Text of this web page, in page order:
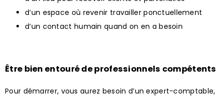
d’un espace où revenir travailler ponctuellement
d’un contact humain quand on en a besoin
Être bien entouré de professionnels compétents
Pour démarrer, vous aurez besoin d’un expert-comptable,